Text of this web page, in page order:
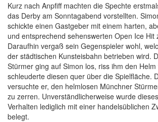
Kurz nach Anpfiff machten die Spechte
das Derby am Sonntagabend vorstellten.
schickte einen Gastgeber mit einem harten,
und entsprechend sehenswerten Open Ice Hit
Daraufhin vergaß sein Gegenspieler wohl,
der städtischen Kunsteisbahn betrieben wird.
Stürmer ging auf Simon los, riss ihm den
schleuderte diesen quer über die Spielfläche.
versuchte er, den helmlosen Münchner
zu zerren. Unverständlicherweise wurde
Verhalten lediglich mit einer handelsüblichen
belegt.